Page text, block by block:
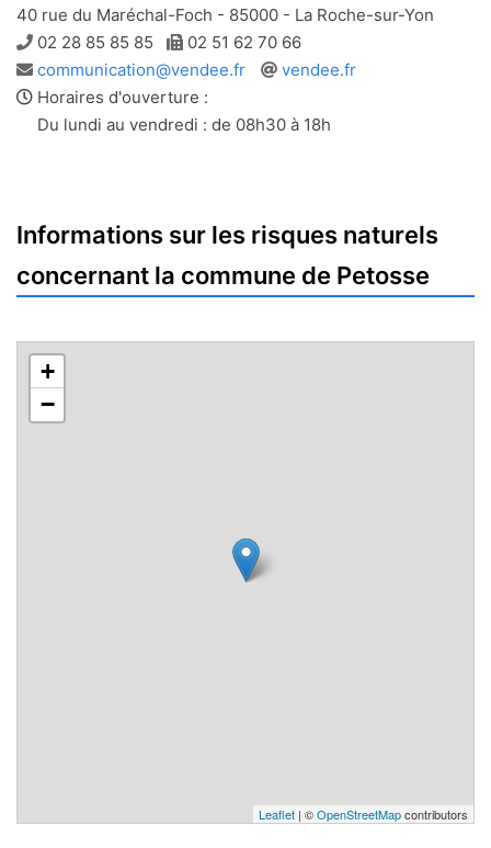
40 rue du Maréchal-Foch - 85000 - La Roche-sur-Yon
Téléphone
02 28 85 85 85 Télécopie
02 51 62 70 66
Adresse
e-
mail
communication@vendee.fr
Site
vendee.fr
Horaires d'ouverture :
Du lundi au vendredi : de 08h30 à 18h
Informations sur les risques naturels
concernant la commune de Petosse
+
−
Leaflet | ©OpenStreetMapcontributors